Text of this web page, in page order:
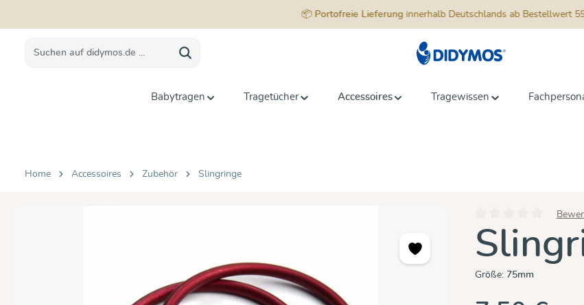
📦 Portofreie Lieferunginnerhalb Deutschlands ab Bestellwert
Babytragen Tragetücher Accessoires Tragewissen
Home Accessoires Zubehör Slingringe
Durchschnittliche
Größe: 75mm